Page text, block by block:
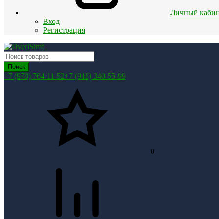
Личный
Вход
Регистрация
Поиск
+7 (978) 764-11-52+7 (918) 340-55-99
0